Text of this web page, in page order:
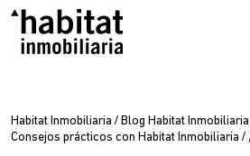
Habitat Inmobiliaria / Blog Habitat Inmobiliaria
Consejos prácticos con Habitat Inmobiliaria /